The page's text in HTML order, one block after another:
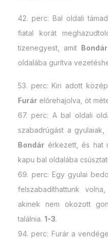
42. perc: Bal oldali
fiatal korát
tizenegyest, amit Bondár
oldalába gurítva
53. perc: Kiri adott
Furár előrehajolva, öt
67. perc: A bal oldali
szabadrúgást a
Bondár érkezett, és hat
kapu bal oldalába
69. perc: Egy gyulai
felszabadíthattunk volna,
akinek nem okozott
találnia. 1-3.
94. perc: Furár a